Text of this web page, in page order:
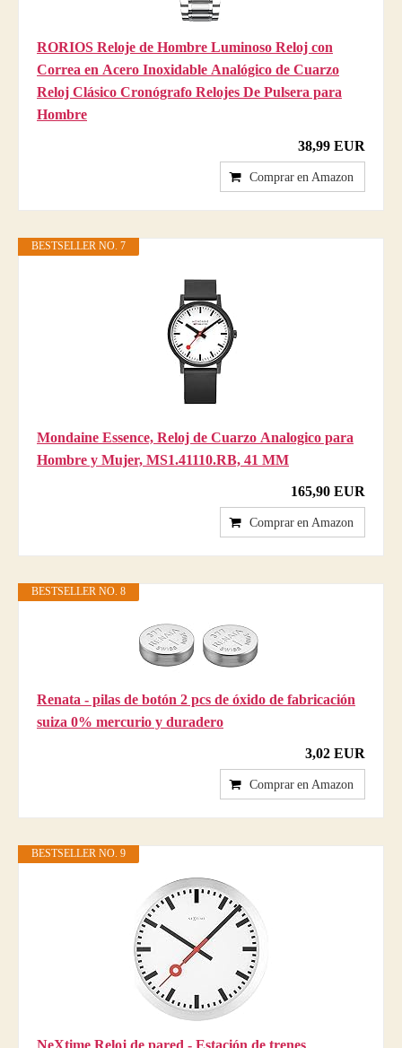
RORIOS Reloje de Hombre Luminoso Reloj con
Correa en Acero Inoxidable Analógico de Cuarzo
Reloj Clásico Cronógrafo Relojes De Pulsera para
Hombre
38,99 EUR
Comprar en Amazon
BESTSELLER NO. 7
Mondaine Essence, Reloj de Cuarzo Analogico para
Hombre y Mujer, MS1.41110.RB, 41 MM
165,90 EUR
Comprar en Amazon
BESTSELLER NO. 8
Renata - pilas de botón 2 pcs de óxido de fabricación
suiza 0% mercurio y duradero
3,02 EUR
Comprar en Amazon
BESTSELLER NO. 9